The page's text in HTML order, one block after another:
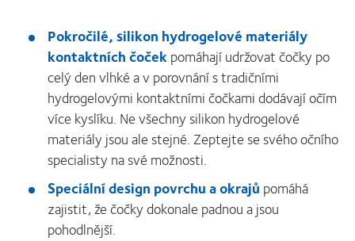
Pokročilé, silikon hydrogelové materiály
kontaktních čočekpomáhají udržovat čočky po
celý den vlhké a v porovnání s tradičními
hydrogelovými kontaktními čočkami dodávají očím
více kyslíku. Ne všechny silikon hydrogelové
materiály jsou ale stejné. Zeptejte se svého očního
specialisty na své možnosti.
Speciální design povrchu a okrajů pomáhá
zajistit, že čočky dokonale padnou a jsou
pohodlnější.